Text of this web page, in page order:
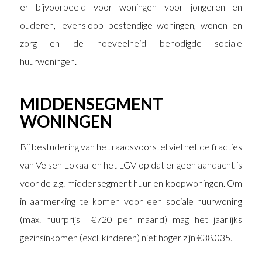
er bijvoorbeeld voor woningen voor jongeren en
ouderen, levensloop bestendige woningen, wonen en
zorg en de hoeveelheid benodigde sociale
huurwoningen.
MIDDENSEGMENT
WONINGEN
Bij bestudering van het raadsvoorstel viel het de fracties
van Velsen Lokaal en het LGV op dat er geen aandacht is
voor de z.g. middensegment huur en koopwoningen. Om
in aanmerking te komen voor een sociale huurwoning
(max. huurprijs €720 per maand) mag het jaarlijks
gezinsinkomen (excl. kinderen) niet hoger zijn €38.035.